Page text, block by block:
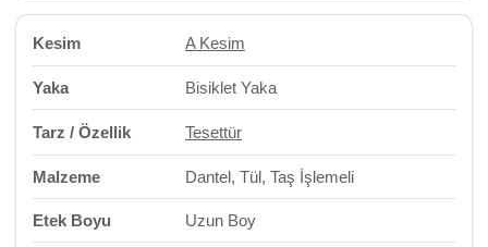
Kesim A Kesim
Yaka Bisiklet Yaka
Tarz / Özellik Tesettür
Malzeme Dantel, Tül, Taş İşlemeli
Etek Boyu Uzun Boy